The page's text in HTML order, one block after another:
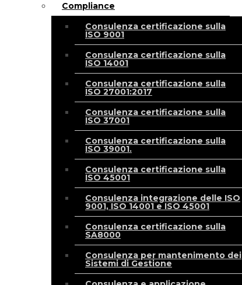
Compliance
Consulenza certificazione sulla
ISO 9001
Consulenza certificazione sulla
ISO 14001
Consulenza certificazione sulla
ISO 27001:2017
Consulenza certificazione sulla
ISO 37001
Consulenza certificazione sulla
ISO 39001.
Consulenza certificazione sulla
ISO 45001
Consulenza integrazione delle ISO
9001, ISO 14001 e ISO 45001
Consulenza certificazione sulla
SA8000
Consulenza per mantenimento dei
Sistemi di Gestione